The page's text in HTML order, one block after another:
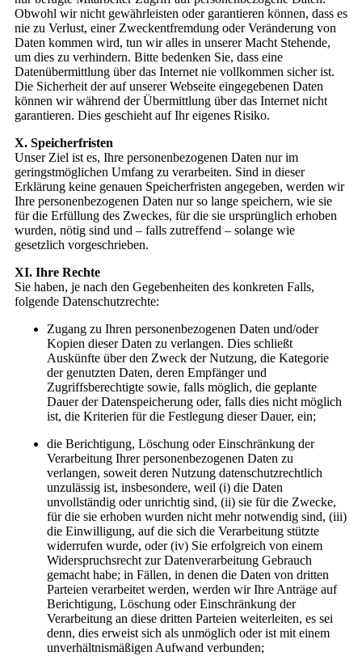
Obwohl wir nicht gewährleisten oder garantieren können, dass es
nie zu Verlust, einer Zweckentfremdung oder Veränderung von
Daten kommen wird, tun wir alles in unserer Macht Stehende,
um dies zu verhindern. Bitte bedenken Sie, dass eine
Datenübermittlung über das Internet nie vollkommen sicher ist.
Die Sicherheit der auf unserer Webseite eingegebenen Daten
können wir während der Übermittlung über das Internet nicht
garantieren. Dies geschieht auf Ihr eigenes Risiko.
X. Speicherfristen
Unser Ziel ist es, Ihre personenbezogenen Daten nur im
geringstmöglichen Umfang zu verarbeiten. Sind in dieser
Erklärung keine genauen Speicherfristen angegeben, werden wir
Ihre personenbezogenen Daten nur so lange speichern, wie sie
für die Erfüllung des Zweckes, für die sie ursprünglich erhoben
wurden, nötig sind und – falls zutreffend – solange wie
gesetzlich vorgeschrieben.
XI. Ihre Rechte
Sie haben, je nach den Gegebenheiten des konkreten Falls,
folgende Datenschutzrechte:
Zugang zu Ihren personenbezogenen Daten und/oder
Kopien dieser Daten zu verlangen. Dies schließt
Auskünfte über den Zweck der Nutzung, die Kategorie
der genutzten Daten, deren Empfänger und
Zugriffsberechtigte sowie, falls möglich, die geplante
Dauer der Datenspeicherung oder, falls dies nicht möglich
ist, die Kriterien für die Festlegung dieser Dauer, ein;
die Berichtigung, Löschung oder Einschränkung der
Verarbeitung Ihrer personenbezogenen Daten zu
verlangen, soweit deren Nutzung datenschutzrechtlich
unzulässig ist, insbesondere, weil (i) die Daten
unvollständig oder unrichtig sind, (ii) sie für die Zwecke,
für die sie erhoben wurden nicht mehr notwendig sind, (iii)
die Einwilligung, auf die sich die Verarbeitung stützte
widerrufen wurde, oder (iv) Sie erfolgreich von einem
Widerspruchsrecht zur Datenverarbeitung Gebrauch
gemacht habe; in Fällen, in denen die Daten von dritten
Parteien verarbeitet werden, werden wir Ihre Anträge auf
Berichtigung, Löschung oder Einschränkung der
Verarbeitung an diese dritten Parteien weiterleiten, es sei
denn, dies erweist sich als unmöglich oder ist mit einem
unverhältnismäßigen Aufwand verbunden;